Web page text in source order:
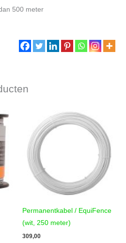
500 meter
Permanentkabel / EquiFence
(wit, 250 meter)
309,00